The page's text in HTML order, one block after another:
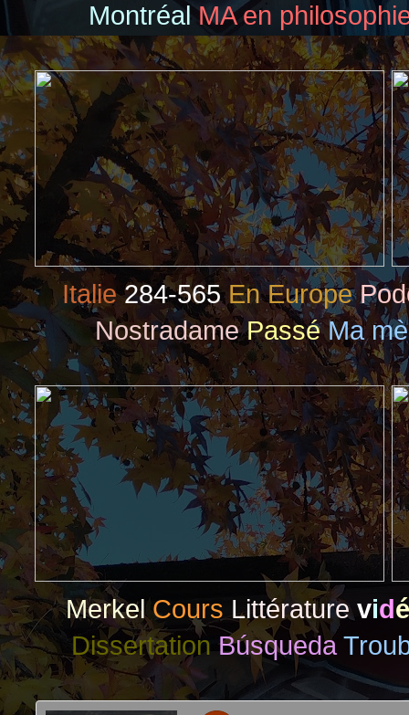
Montréal MA en
Italie 284-565 En Europe
Nostradame Passé Ma
Merkel Cours Littérature vidé
Dissertation Búsqueda